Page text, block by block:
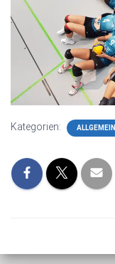
Kategorien: ALLGEMEIN